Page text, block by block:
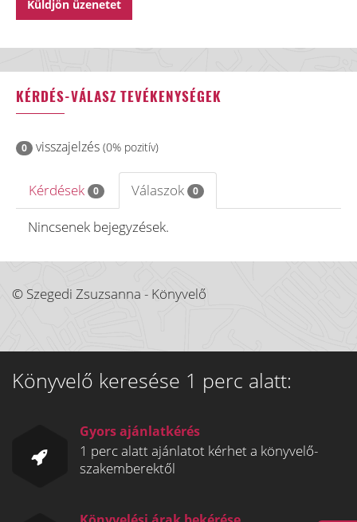
KÉRDÉS-VÁLASZ TEVÉKENYSÉGEK
0 visszajelzés (0% pozitív)
Kérdések 0 Válaszok 0
Nincsenek bejegyzések.
© Szegedi Zsuzsanna - Könyvelő
Könyvelő keresése 1 perc alatt:
Gyors ajánlatkérés
1 perc alatt ajánlatot kérhet a könyvelő-
szakemberektől